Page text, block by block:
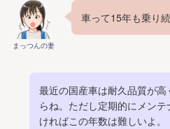
まっつんの妻
車って15年も乗り
最近の国産車は耐久品質が
らね。ただし定期的にメン
ければこの年数は難しいよ。